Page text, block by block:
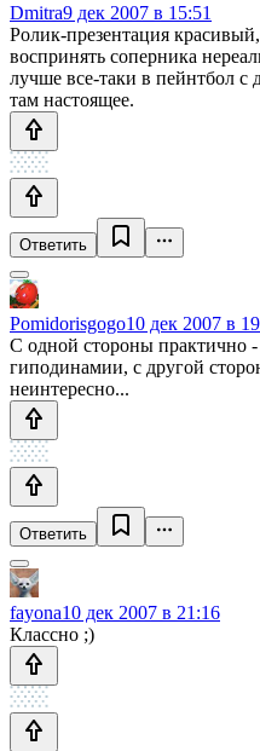
Dmitra9 дек 2007 в 15:51
Ролик-презентация
воспринять соперника
лучше все-таки в пейнтбол с
там настоящее.
Ответить
Pomidorisgogo10 дек 2007 в
С одной стороны практично -
гиподинамии, с другой
неинтересно...
Ответить
fayona10 дек 2007 в 21:16
Классно ;)